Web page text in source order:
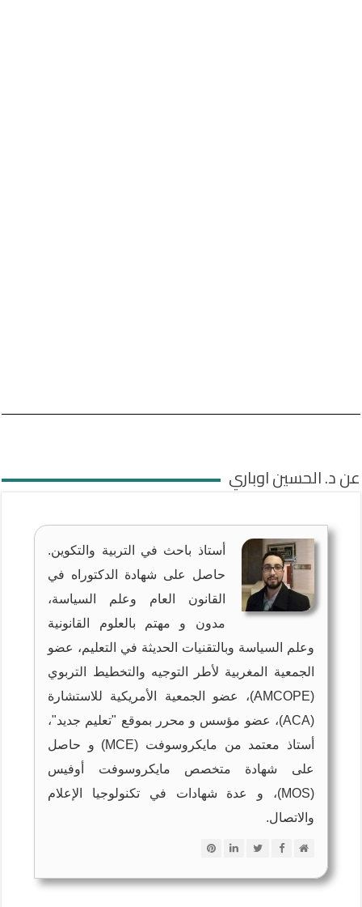
عن د. الحسين اوباري
أستاذ باحث في التربية والتكوين.
حاصل على شهادة الدكتوراه في
القانون العام وعلم السياسة،
مدون و مهتم بالعلوم القانونية
وعلم السياسة وبالتقنيات الحديثة في التعليم، عضو
الجمعية المغربية لأطر التوجيه والتخطيط التربوي
(AMCOPE)، عضو الجمعية الأمريكية للاستشارة
(ACA)، عضو مؤسس و محرر بموقع "تعليم جديد"،
أستاذ معتمد من مايكروسوفت (MCE) و حاصل
على شهادة متخصص مايكروسوفت أوفيس
(MOS)، و عدة شهادات في تكنولوجيا الإعلام
والاتصال.